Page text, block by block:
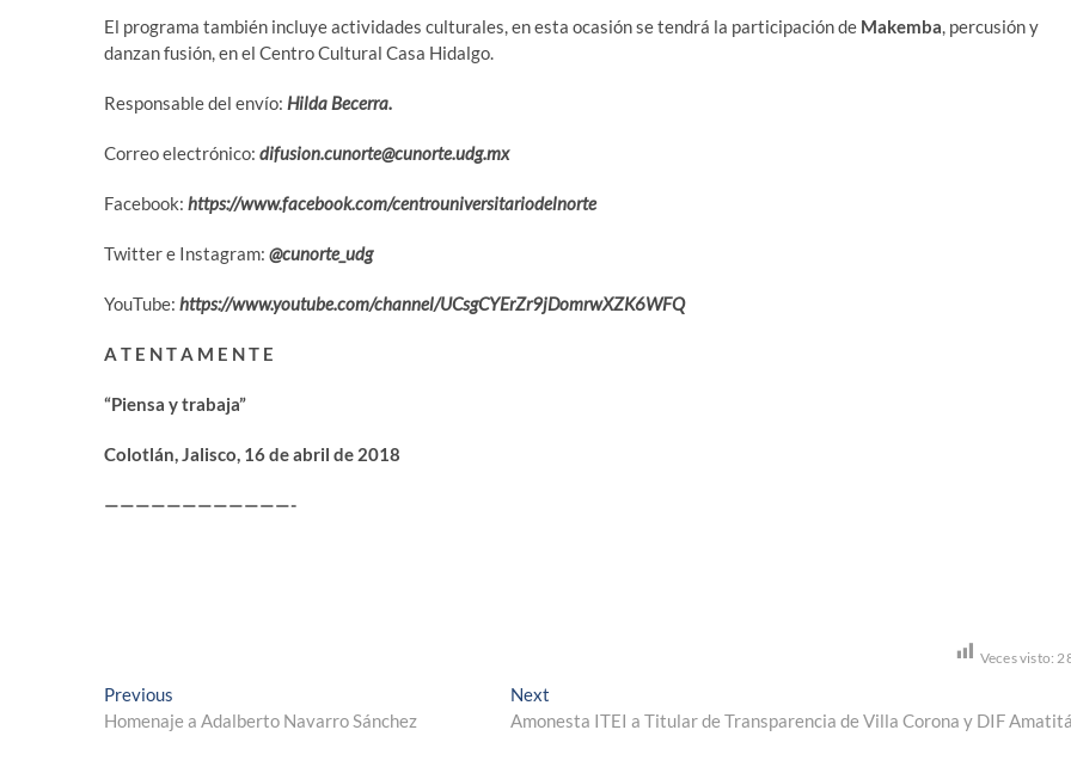
El programa también incluye actividades culturales, en esta ocasión se tendrá la participación de Makemba, percusión y
danzan fusión, en el Centro Cultural Casa Hidalgo.
Responsable del envío: Hilda Becerra.
Correo electrónico: difusion.cunorte@cunorte.udg.mx
Facebook: https://www.facebook.com/centrouniversitariodelnorte
Twitter e Instagram: @cunorte_udg
YouTube: https://www.youtube.com/channel/UCsgCYErZr9jDomrwXZK6WFQ
A T E N T A M E N T E
“Piensa y trabaja”
Colotlán, Jalisco, 16 de abril de 2018
————————————-
Veces visto:
Navegación
de
Previous
post:
Homenaje a Adalberto Navarro Sánchez
Next
post:
Amonesta ITEI a Titular de Transparencia de Villa Corona y DIF